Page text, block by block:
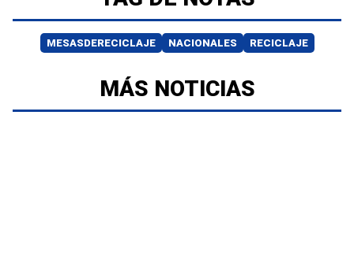
MESASDERECICLAJE NACIONALES RECICLAJE
MÁS NOTICIAS